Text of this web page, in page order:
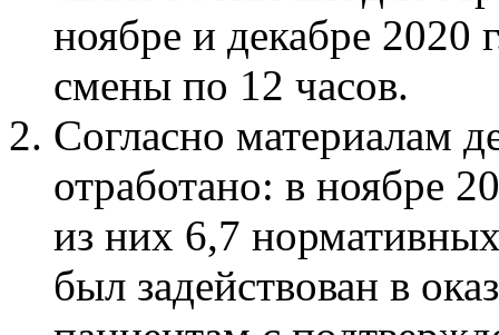
ноябре и декабре 2020
смены по 12 часов.
Согласно материалам
отработано: в ноябре
из них 6,7
был задействован в